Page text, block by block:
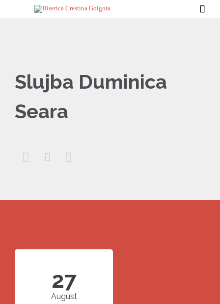

Slujba Duminica
Seara
  
27
August